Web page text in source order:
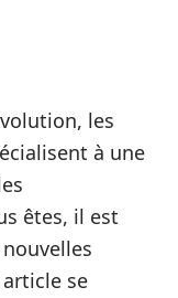
les
à une
êtes, il est
se